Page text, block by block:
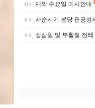
410 재의 수요일 미사안내
409 사순시기 본당 판공성
408 성삼일 및 부활절 전례